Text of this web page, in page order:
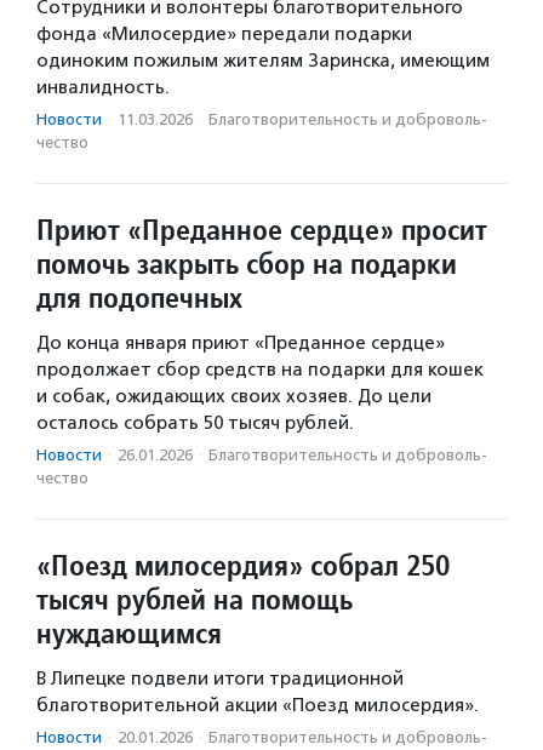
Сотрудники и волонтеры благотворительного
фонда «Милосердие» передали подарки
одиноким пожилым жителям Заринска, имеющим
инвалидность.
Новости · 11.03.2026 · Благотвори­тель­ность и доброволь­
чест­во
Приют «Преданное сердце» просит
помочь закрыть сбор на подарки
для подопечных
До конца января приют «Преданное сердце»
продолжает сбор средств на подарки для кошек
и собак, ожидающих своих хозяев. До цели
осталось собрать 50 тысяч рублей.
Новости · 26.01.2026 · Благотвори­тель­ность и доброволь­
чест­во
«Поезд милосердия» собрал 250
тысяч рублей на помощь
нуждающимся
В Липецке подвели итоги традиционной
благотворительной акции «Поезд милосердия».
Новости · 20.01.2026 · Благотвори­тель­ность и доброволь­